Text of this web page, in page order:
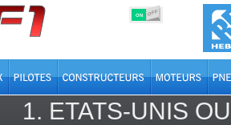
ON OFF
1. ETATS-UNIS